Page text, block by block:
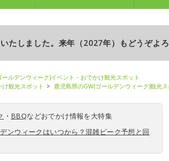
たしました。来年（2027年）もどうぞよろ
ルデンウィーク)イベント・おでかけ観光スポット
観光スポット
鹿児島県のGW(ゴールデンウィーク)観光ス
・ BBQなどおでかけ情報を大特集
ンウィークはいつから？混雑ピーク予想と回